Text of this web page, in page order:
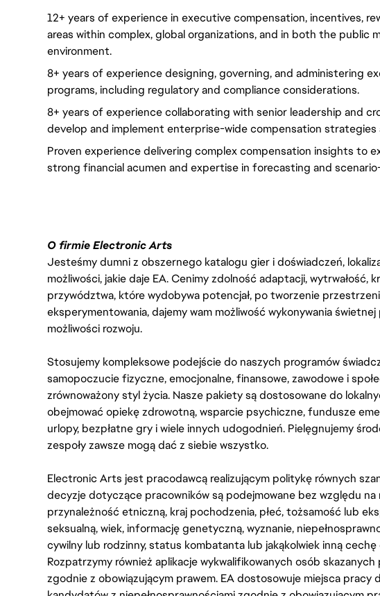
12+ years of experience in executive compensation, incentives,
areas within complex, global organizations, and in both the public
environment.
8+ years of experience designing, governing, and administering
programs, including regulatory and compliance considerations.
8+ years of experience collaborating with senior leadership and
develop and implement enterprise-wide compensation strategies
Proven experience delivering complex compensation insights to
strong financial acumen and expertise in forecasting and
O firmie Electronic Arts
Jesteśmy dumni z obszernego katalogu gier i doświadczeń,
możliwości, jakie daje EA. Cenimy zdolność adaptacji, wytrwałość,
przywództwa, które wydobywa potencjał, po tworzenie
eksperymentowania, dajemy wam możliwość wykonywania
możliwości rozwoju.
Stosujemy kompleksowe podejście do naszych programów
samopoczucie fizyczne, emocjonalne, finansowe, zawodowe i
zrównoważony styl życia. Nasze pakiety są dostosowane do
obejmować opiekę zdrowotną, wsparcie psychiczne, fundusze
urlopy, bezpłatne gry i wiele innych udogodnień. Pielęgnujemy
zespoły zawsze mogą dać z siebie wszystko.
Electronic Arts jest pracodawcą realizującym politykę równych
decyzje dotyczące pracowników są podejmowane bez względu na
przynależność etniczną, kraj pochodzenia, płeć, tożsamość lub
seksualną, wiek, informację genetyczną, wyznanie,
cywilny lub rodzinny, status kombatanta lub jakąkolwiek inną cechę
Rozpatrzymy również aplikacje wykwalifikowanych osób
zgodnie z obowiązującym prawem. EA dostosowuje miejsca pracy